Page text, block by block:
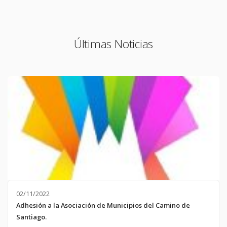
Últimas Noticias
02/11/2022
Adhesión a la Asociación de Municipios del Camino de
Santiago.